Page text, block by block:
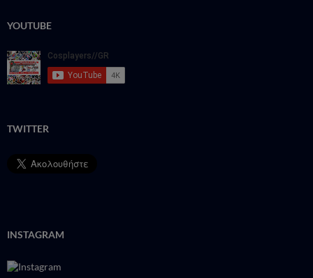
YOUTUBE
TWITTER
INSTAGRAM